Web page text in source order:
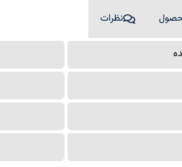
نظرات